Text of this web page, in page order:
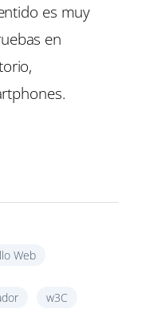
es muy
en
Web
w3C